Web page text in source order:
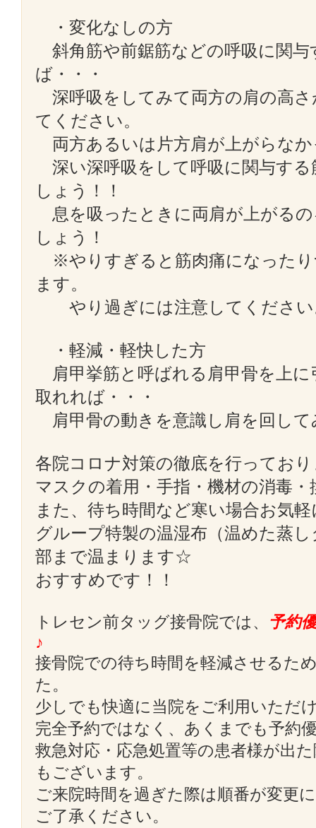
・変化なしの方
斜角筋や前鋸筋などの呼吸に関与
ば・・・
深呼吸をしてみて両方の肩の高
てください。
両方あるいは片方肩が上がらなか
深い深呼吸をして呼吸に関与す
しょう！！
息を吸ったときに両肩が上がる
しょう！
※やりすぎると筋肉痛になった
ます。
やり過ぎには注意してください
・軽減・軽快した方
肩甲挙筋と呼ばれる肩甲骨を上に
取れれば・・・
肩甲骨の動きを意識し肩を回し
各院コロナ対策の徹底を行ってお
マスクの着用・手指・機材の消毒
また、待ち時間など寒い場合お気
グループ特製の温湿布（温めた蒸
部まで温まります☆
おすすめです！！
トレセン前タッグ接骨院では、 予約
♪
接骨院での待ち時間を軽減させるた
た。
少しでも快適に当院をご利用いただ
完全予約ではなく、あくまでも予約
救急対応・応急処置等の患者様が出
もございます。
ご来院時間を過ぎた際は順番が変更
ご了承ください。